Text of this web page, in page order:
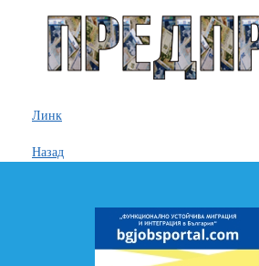
Линк
Назад